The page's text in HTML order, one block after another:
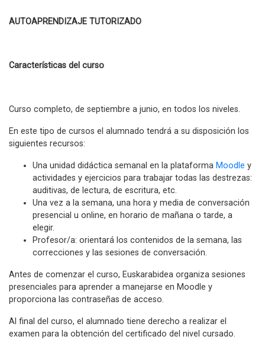
AUTOAPRENDIZAJE TUTORIZADO
Características del curso
Curso completo, de septiembre a junio, en todos los niveles.
En este tipo de cursos el alumnado tendrá a su disposición los
siguientes recursos:
Una unidad didáctica semanal en la plataforma Moodle y
actividades y ejercicios para trabajar todas las destrezas:
auditivas, de lectura, de escritura, etc.
Una vez a la semana, una hora y media de conversación
presencial u online, en horario de mañana o tarde, a
elegir.
Profesor/a: orientará los contenidos de la semana, las
correcciones y las sesiones de conversación.
Antes de comenzar el curso, Euskarabidea organiza sesiones
presenciales para aprender a manejarse en Moodle y
proporciona las contraseñas de acceso.
Al final del curso, el alumnado tiene derecho a realizar el
examen para la obtención del certificado del nivel cursado.